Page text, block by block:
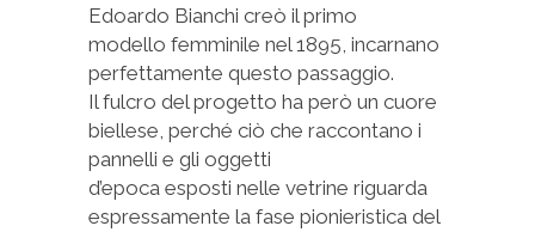
Edoardo Bianchi creò il primo
modello femminile nel 1895, incarnano
perfettamente questo passaggio.
Il fulcro del progetto ha però un cuore
biellese, perché ciò che raccontano i
pannelli e gli oggetti
d’epoca esposti nelle vetrine riguarda
espressamente la fase pionieristica del